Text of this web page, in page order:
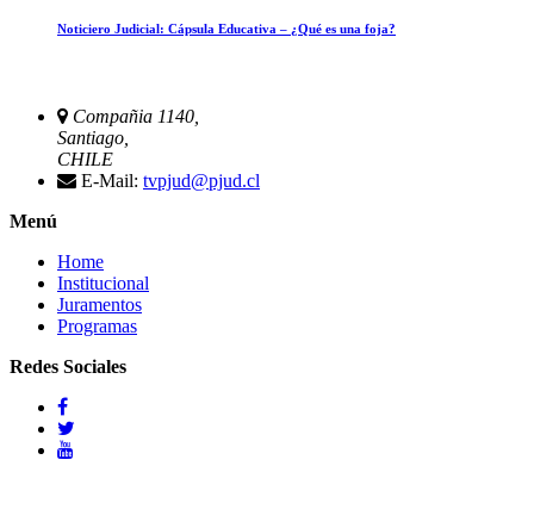
Noticiero Judicial: Cápsula Educativa – ¿Qué es una foja?
Compañia 1140,
Santiago,
CHILE
E-Mail: tvpjud@pjud.cl
Menú
Home
Institucional
Juramentos
Programas
Redes Sociales